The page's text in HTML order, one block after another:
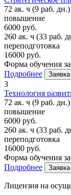
72 ак. ч (9 раб. дн.)
повышение
6000 руб.
260 ак. ч (33 раб.
переподготовка
16000 руб.
Форма обучения
Подробнее
Заявка
3
Технология
72 ак. ч (9 раб. дн.)
повышение
6000 руб.
260 ак. ч (33 раб.
переподготовка
16000 руб.
Форма обучения
Подробнее
Заявка
Лицензия на